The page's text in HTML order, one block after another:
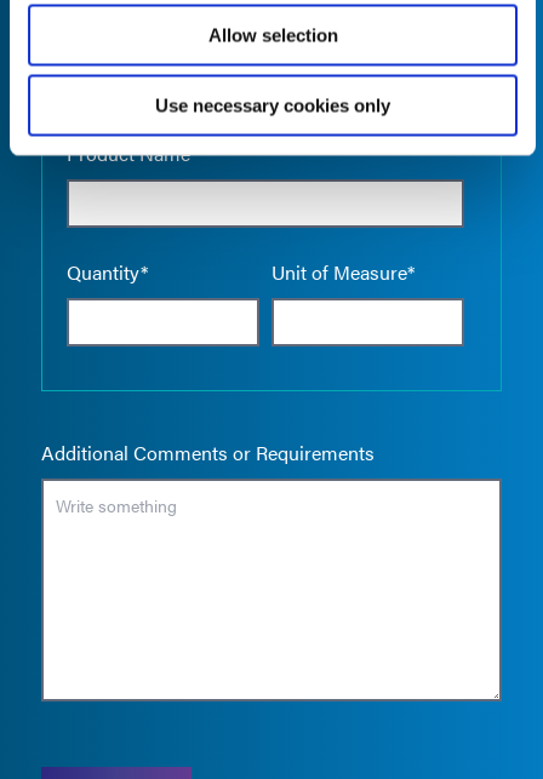
Allow selection
Use necessary cookies only
Product Name*
Quantity* Unit of Measure*
Empty
Additional Comments or Requirements